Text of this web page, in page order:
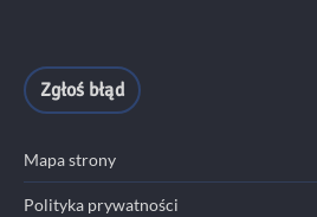
Zgłoś błąd
Mapa strony
Polityka prywatności